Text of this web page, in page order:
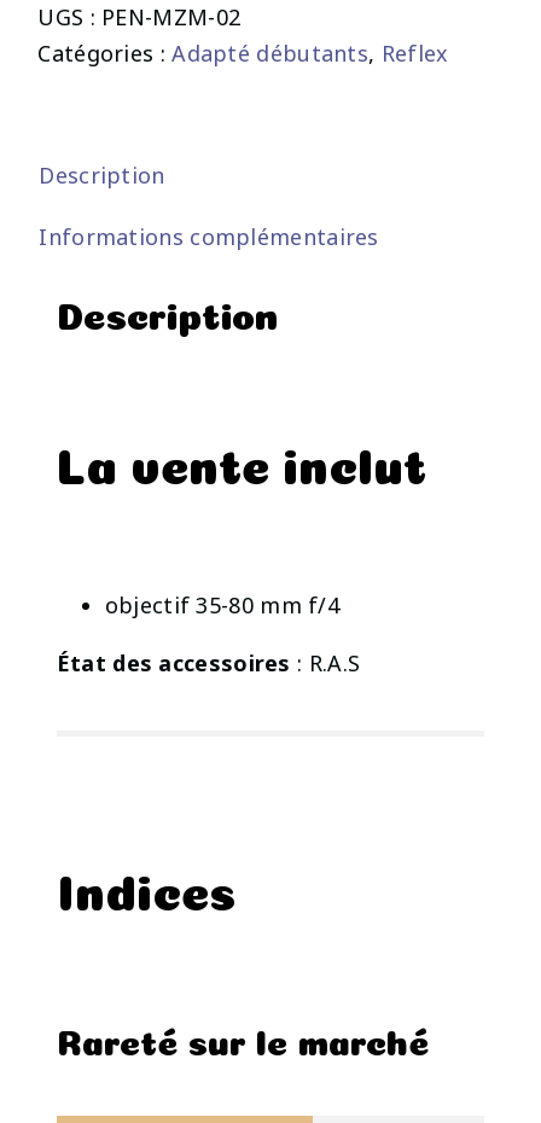
UGS : PEN-MZM-02
Catégories :Adapté débutants, Reflex
Description
Informations complémentaires
Description
La vente inclut
objectif 35-80 mm f/4
État des accessoires : R.A.S
Indices
Rareté sur le marché